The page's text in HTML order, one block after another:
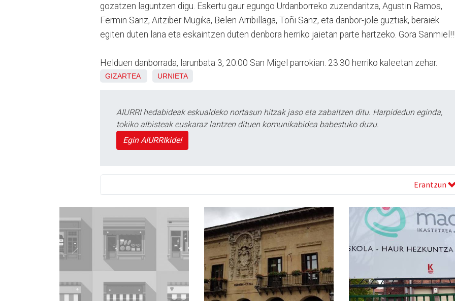
gozatzen laguntzen digu. Eskertu gaur egungo Urdanborreko zuzendaritza, Agustin Ramos,
Fermin Sanz, Aitziber Mugika, Belen Arribillaga, Toñi Sanz, eta danbor-jole guztiak, beraiek
egiten duten lana eta eskaintzen duten denbora herriko jaietan parte hartzeko. Gora Sanmiel!!!
Helduen danborrada, larunbata 3, 20:00 San Migel parrokian. 23:30 herriko kaleetan zehar.
GIZARTEA URNIETA
AIURRI hedabideak eskualdeko nortasun hitzak jaso eta zabaltzen ditu. Harpidedun eginda,
tokiko albisteak euskaraz lantzen dituen komunikabidea babestuko duzu.
Egin AIURRIkide!
Erantzun